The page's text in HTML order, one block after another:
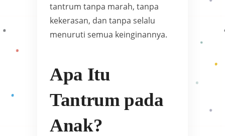
tantrum tanpa marah, tanpa
kekerasan, dan tanpa selalu
menuruti semua keinginannya.
Apa Itu
Tantrum pada
Anak?